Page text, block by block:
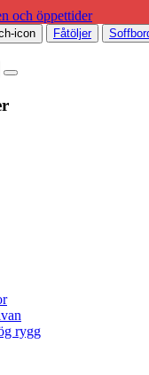
och öppettider
Fåtöljer
rygg